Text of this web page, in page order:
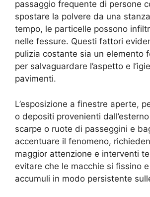
passaggio frequente di persone
spostare la polvere da una
tempo, le particelle possono
nelle fessure. Questi fattori
pulizia costante sia un elemento
per salvaguardare l’aspetto e
pavimenti.
L’esposizione a finestre aperte,
o depositi provenienti
scarpe o ruote di passeggini e
accentuare il fenomeno,
maggior attenzione e interventi
evitare che le macchie si fissino
accumuli in modo persistente